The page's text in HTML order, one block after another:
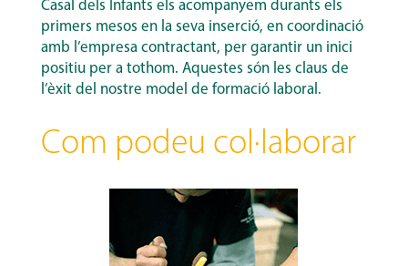
Casal dels Infants els acompanyem durants els
primers mesos en la seva inserció, en coordinació
amb l’empresa contractant, per garantir un inici
positiu per a tothom. Aquestes són les claus de
l’èxit del nostre model de formació laboral.
Com podeu col·laborar